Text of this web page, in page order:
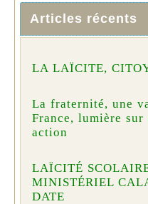
Articles récents
LA LAÏCITE,
La fraternité, une
France, lumière
action
LAÏCITÉ
MINISTÉRIEL
DATE